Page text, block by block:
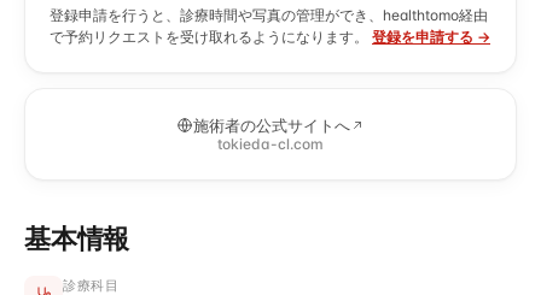
登録申請を行うと、診療時間や写真の管理ができ、healthtomo経由
で予約リクエストを受け取れるようになります。
登録を申請する →
施術者の公式サイトへ
tokieda-cl.com
基本情報
診療科目